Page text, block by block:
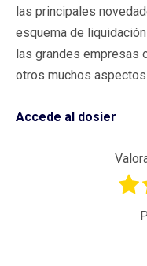
las principales
esquema de
las grandes empresas
otros muchos
Accede al dosier